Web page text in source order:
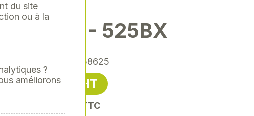
- 525BX
: 00058625
436,00 € HT
soit 523,20 € TTC
du site
ou à la
?
améliorons